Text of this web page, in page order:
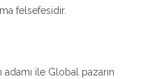
felsefesidir.
ile Global pazarın